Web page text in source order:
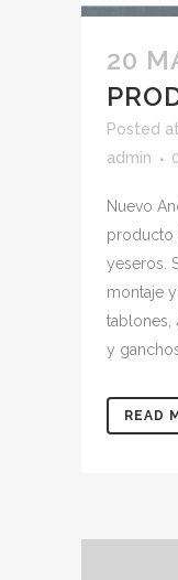
20
Posted
admin
Nuevo
producto
yeseros.
montaje
tablones,
y
READ